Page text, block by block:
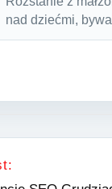
nad dziećmi,